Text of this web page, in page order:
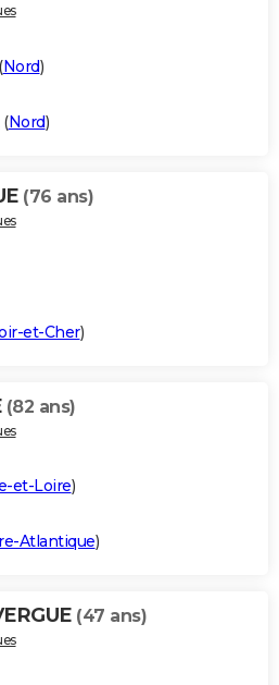
Nord)
(Nord)
(76 ans)
et-Cher)
(82 ans)
et-Loire)
Atlantique)
(47 ans)